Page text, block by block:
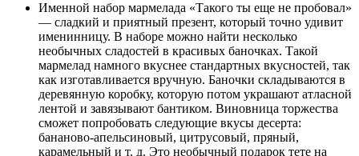
Именной набор мармелада «Такого ты еще не пробовал»
— сладкий и приятный презент, который точно удивит
именинницу. В наборе можно найти несколько
необычных сладостей в красивых баночках. Такой
мармелад намного вкуснее стандартных вкусностей, так
как изготавливается вручную. Баночки складываются в
деревянную коробку, которую потом украшают атласной
лентой и завязывают бантиком. Виновница торжества
сможет попробовать следующие вкусы десерта:
бананово-апельсиновый, цитрусовый, пряный,
карамельный и т. д. Это необычный подарок тете на